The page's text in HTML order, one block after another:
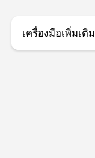
เครื่องมือเพิ่มเติม